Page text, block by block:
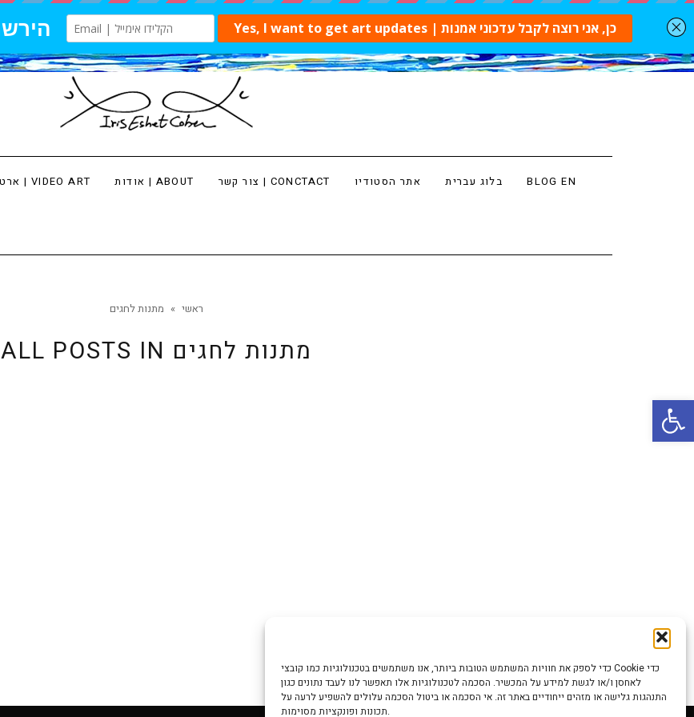
כדי לספק את חוויות המשתמש הטובות ביותר, אנו משתמשים בטכנולוגיות כמו קובצי Cookie כדי
לאחסן ו/או לגשת למידע על המכשיר. הסכמה לטכנולוגיות אלו תאפשר לנו לעבד נתונים כגון
התנהגות גלישה או מזהים ייחודיים באתר זה. אי הסכמה או ביטול הסכמה עלולים להשפיע לרעה על
תכונות ופונקציות מסוימות.
ארט וידאו | VIDEO ART אודות | ABOUT צור קשר | CONCTACT אתר הסטודיו בלוג עברית BLOG EN
ראשי » מתנות לחגים
ALL POSTS IN מתנות לחגים